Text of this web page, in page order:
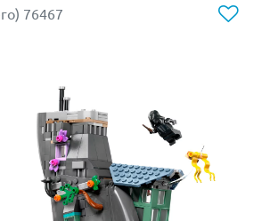
– современные жители
ящик. В наборе он идет с
и Барни имеют одно
А вот женские фигурки
что позволит разнообразить игру.
76467